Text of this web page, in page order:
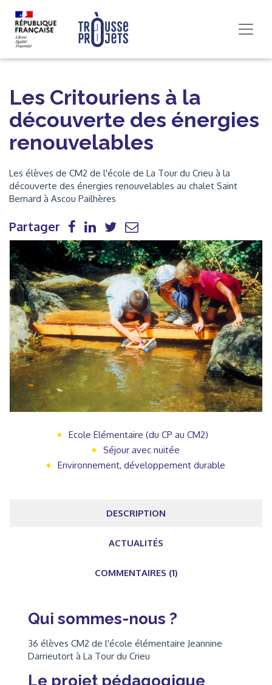
Les Critouriens à la
découverte des énergies
renouvelables
Les élèves de CM2 de l'école de La Tour du Crieu à la
découverte des énergies renouvelables au chalet Saint
Bernard à Ascou Pailhères
Partager
Ecole Elémentaire (du CP au CM2)
Séjour avec nuitée
Environnement, développement durable
DESCRIPTION
ACTUALITÉS
COMMENTAIRES (1)
Qui sommes-nous ?
36 élèves CM2 de l'école élémentaire Jeannine
Darrieutort à La Tour du Crieu
Le projet pédagogique